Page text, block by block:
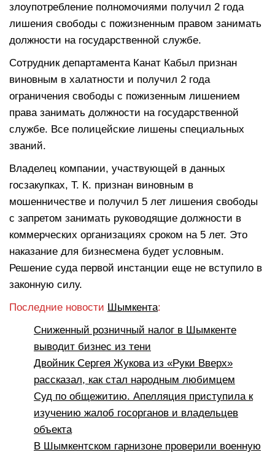
злоупотребление полномочиями получил 2 года
лишения свободы с пожизненным правом занимать
должности на государственной службе.
Сотрудник департамента Канат Кабыл признан
виновным в халатности и получил 2 года
ограничения свободы с пожизенным лишением
права занимать должности на государственной
службе. Все полицейские лишены специальных
званий.
Владелец компании, участвующей в данных
госзакупках, Т. К. признан виновным в
мошенничестве и получил 5 лет лишения свободы
с запретом занимать руководящие должности в
коммерческих организациях сроком на 5 лет. Это
наказание для бизнесмена будет условным.
Решение суда первой инстанции еще не вступило в
законную силу.
Последние новости Шымкента:
Сниженный розничный налог в Шымкенте
выводит бизнес из тени
Двойник Сергея Жукова из «Руки Вверх»
рассказал, как стал народным любимцем
Суд по общежитию. Апелляция приступила к
изучению жалоб госорганов и владельцев
объекта
В Шымкентском гарнизоне проверили военную